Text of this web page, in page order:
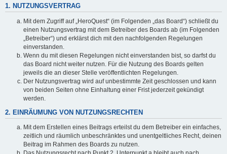
1. NUTZUNGSVERTRAG
Mit dem Zugriff auf „HeroQuest“ (im Folgenden „das Board“) schließt du
einen Nutzungsvertrag mit dem Betreiber des Boards ab (im Folgenden
„Betreiber“) und erklärst dich mit den nachfolgenden Regelungen
einverstanden.
Wenn du mit diesen Regelungen nicht einverstanden bist, so darfst du
das Board nicht weiter nutzen. Für die Nutzung des Boards gelten
jeweils die an dieser Stelle veröffentlichten Regelungen.
Der Nutzungsvertrag wird auf unbestimmte Zeit geschlossen und kann
von beiden Seiten ohne Einhaltung einer Frist jederzeit gekündigt
werden.
2. EINRÄUMUNG VON NUTZUNGSRECHTEN
Mit dem Erstellen eines Beitrags erteilst du dem Betreiber ein einfaches,
zeitlich und räumlich unbeschränktes und unentgeltliches Recht, deinen
Beitrag im Rahmen des Boards zu nutzen.